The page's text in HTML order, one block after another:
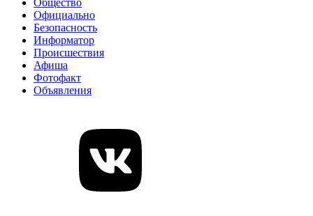
Общество
Официально
Безопасность
Информатор
Происшествия
Афиша
Фотофакт
Объявления